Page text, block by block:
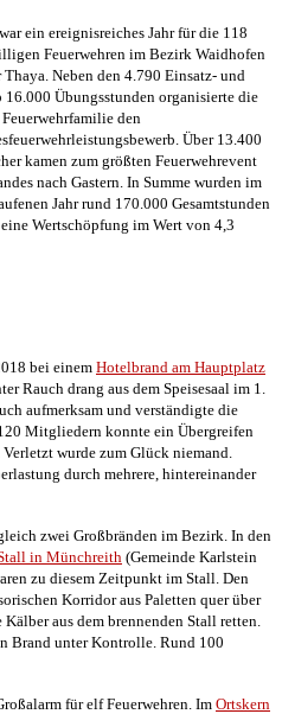
ein ereignisreiches Jahr für die 118
Feuerwehren im Bezirk Waidhofen
Thaya. Neben den 4.790 Einsatz- und
16.000 Übungsstunden organisierte die
den
Über 13.400
kamen zum größten Feuerwehrevent
nach Gastern. In Summe wurden im
Jahr rund 170.000 Gesamtstunden
Wertschöpfung im Wert von 4,3
bei einem Hotelbrand am Hauptplatz
Rauch drang aus dem Speisesaal im 1.
aufmerksam und verständigte die
Mitgliedern konnte ein Übergreifen
wurde zum Glück niemand.
durch mehrere, hintereinander
zwei Großbränden im Bezirk. In den
in Münchreith (Gemeinde Karlstein
zu diesem Zeitpunkt im Stall. Den
Korridor aus Paletten quer über
aus dem brennenden Stall retten.
Brand unter Kontrolle. Rund 100
für elf Feuerwehren. Im Ortskern